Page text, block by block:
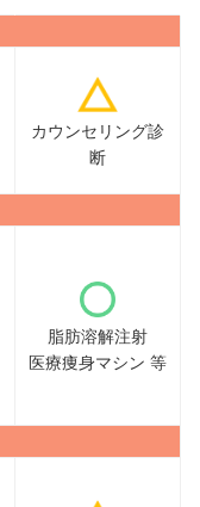
カウンセリング診
断
脂肪溶解注射
医療痩身マシン 等